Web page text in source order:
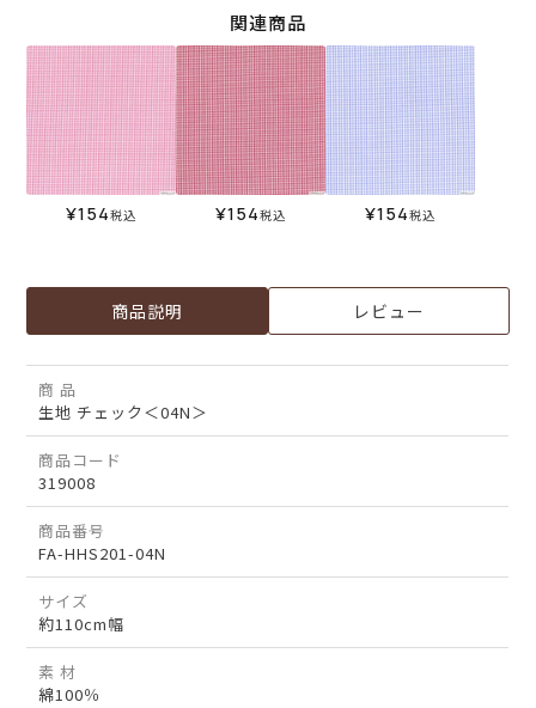
関連商品
¥154税込 ¥154税込 ¥154税込
商品説明 レビュー
商 品
生地 チェック＜04N＞
商品コード
319008
商品番号
FA-HHS201-04N
サイズ
約110cm幅
素 材
綿100％